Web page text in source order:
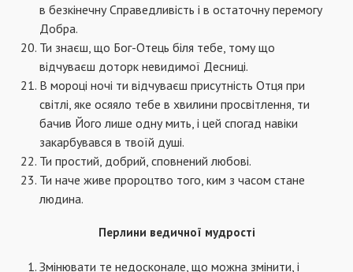
в безкінечну Справедливість і в остаточну перемогу
Добра.
Ти знаєш, що Бог-Отець біля тебе, тому що
відчуваєш доторк невидимої Десниці.
В мороці ночі ти відчуваєш присутність Отця при
світлі, яке осяяло тебе в хвилини просвітлення, ти
бачив Його лише одну мить, і цей спогад навіки
закарбувався в твоїй душі.
Ти простий, добрий, сповнений любові.
Ти наче живе пророцтво того, ким з часом стане
людина.
Перлини ведичної мудрості
Змінювати те недосконале, що можна змінити, і